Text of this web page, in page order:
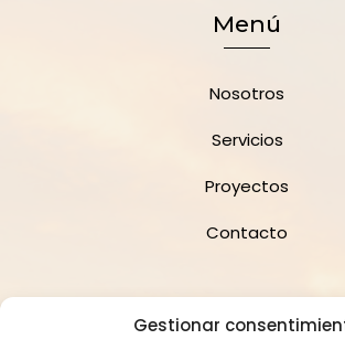
Gestionar
Menú
Nosotros
Servicios
Proyectos
Contacto
Suscríbete a la